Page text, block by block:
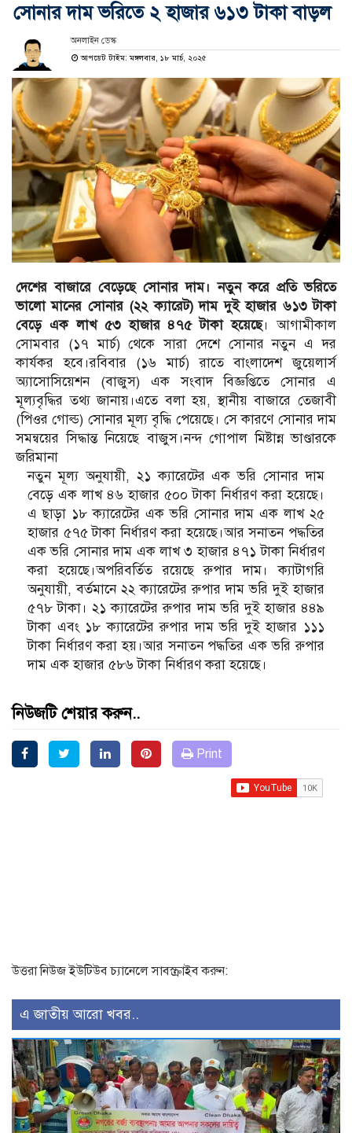
সোনার দাম ভরিতে ২ হাজার ৬১৩ টাকা বাড়ল
অনলাইন ডেস্ক
আপডেট টাইম: মঙ্গলবার, ১৮ মার্চ, ২০২৫
দেশের বাজারে বেড়েছে সোনার দাম। নতুন করে প্রতি ভরিতে
ভালো মানের সোনার (২২ ক্যারেট) দাম দুই হাজার ৬১৩ টাকা
বেড়ে এক লাখ ৫৩ হাজার ৪৭৫ টাকা হয়েছে। আগামীকাল
সোমবার (১৭ মার্চ) থেকে সারা দেশে সোনার নতুন এ দর
কার্যকর হবে।রবিবার (১৬ মার্চ) রাতে বাংলাদেশ জুয়েলার্স
অ্যাসোসিয়েশন (বাজুস) এক সংবাদ বিজ্ঞপ্তিতে সোনার এ
মূল্যবৃদ্ধির তথ্য জানায়।এতে বলা হয়, স্থানীয় বাজারে তেজাবী
(পিওর গোল্ড) সোনার মূল্য বৃদ্ধি পেয়েছে। সে কারণে সোনার দাম
সমন্বয়ের সিদ্ধান্ত নিয়েছে বাজুস।নন্দ গোপাল মিষ্টান্ন ভাণ্ডারকে
জরিমানা
নতুন মূল্য অনুযায়ী, ২১ ক্যারেটের এক ভরি সোনার দাম
বেড়ে এক লাখ ৪৬ হাজার ৫০০ টাকা নির্ধারণ করা হয়েছে।
এ ছাড়া ১৮ ক্যারেটের এক ভরি সোনার দাম এক লাখ ২৫
হাজার ৫৭৫ টাকা নির্ধারণ করা হয়েছে।আর সনাতন পদ্ধতির
এক ভরি সোনার দাম এক লাখ ৩ হাজার ৪৭১ টাকা নির্ধারণ
করা হয়েছে।অপরিবর্তিত রয়েছে রুপার দাম। ক্যাটাগরি
অনুযায়ী, বর্তমানে ২২ ক্যারেটের রুপার দাম ভরি দুই হাজার
৫৭৮ টাকা। ২১ ক্যারেটের রুপার দাম ভরি দুই হাজার ৪৪৯
টাকা এবং ১৮ ক্যারেটের রুপার দাম ভরি দুই হাজার ১১১
টাকা নির্ধারণ করা হয়।আর সনাতন পদ্ধতির এক ভরি রুপার
দাম এক হাজার ৫৮৬ টাকা নির্ধারণ করা হয়েছে।
নিউজটি শেয়ার করুন..
Print
উত্তরা নিউজ ইউটিউব চ্যানেলে সাবস্ক্রাইব করুন:
এ জাতীয় আরো খবর..